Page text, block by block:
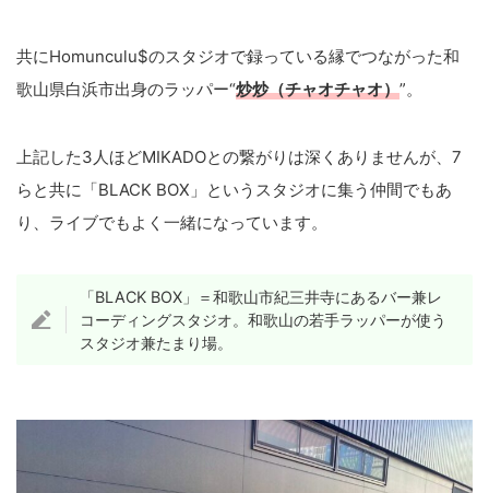
共にHomunculu$のスタジオで録っている縁でつながった和
歌山県白浜市出身のラッパー“炒炒（チャオチャオ）”。
上記した3人ほどMIKADOとの繋がりは深くありませんが、7
らと共に「BLACK BOX」というスタジオに集う仲間でもあ
り、ライブでもよく一緒になっています。
「BLACK BOX」＝和歌山市紀三井寺にあるバー兼レ
コーディングスタジオ。和歌山の若手ラッパーが使う
スタジオ兼たまり場。